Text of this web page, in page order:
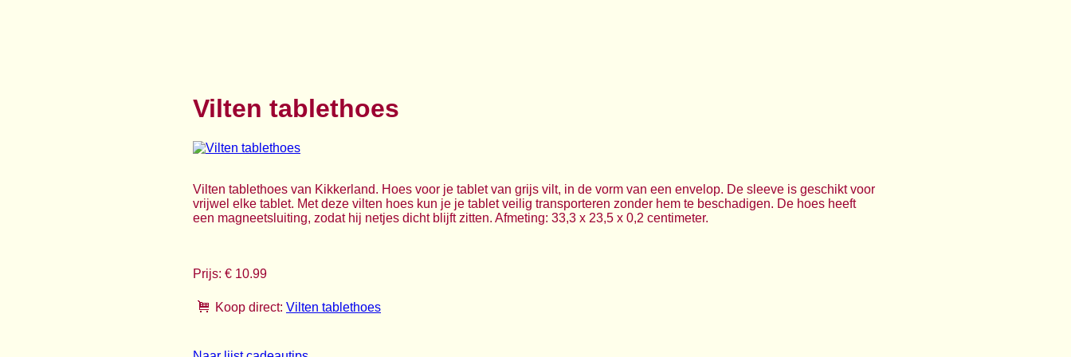
Vilten tablethoes
Vilten tablethoes van Kikkerland. Hoes voor je tablet van grijs vilt, in de vorm van een envelop. De sleeve is geschikt voor
vrijwel elke tablet. Met deze vilten hoes kun je je tablet veilig transporteren zonder hem te beschadigen. De hoes heeft
een magneetsluiting, zodat hij netjes dicht blijft zitten. Afmeting: 33,3 x 23,5 x 0,2 centimeter.
Prijs: € 10.99
Koop direct: Vilten tablethoes